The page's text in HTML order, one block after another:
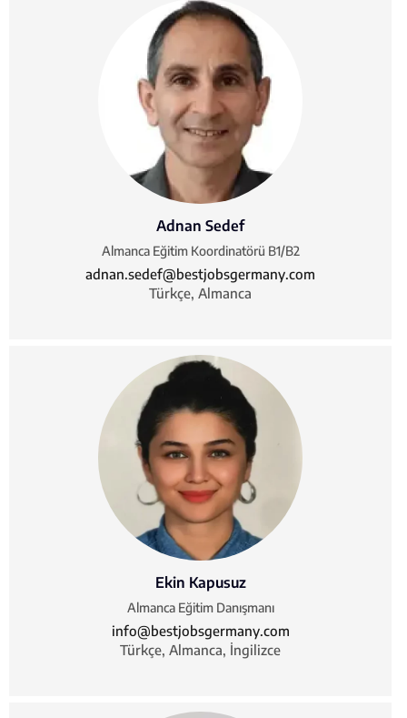
Adnan Sedef
Almanca Eğitim Koordinatörü B1/B2
adnan.sedef@bestjobsgermany.com
Türkçe, Almanca
Ekin Kapusuz
Almanca Eğitim Danışmanı
info@bestjobsgermany.com
Türkçe, Almanca, İngilizce